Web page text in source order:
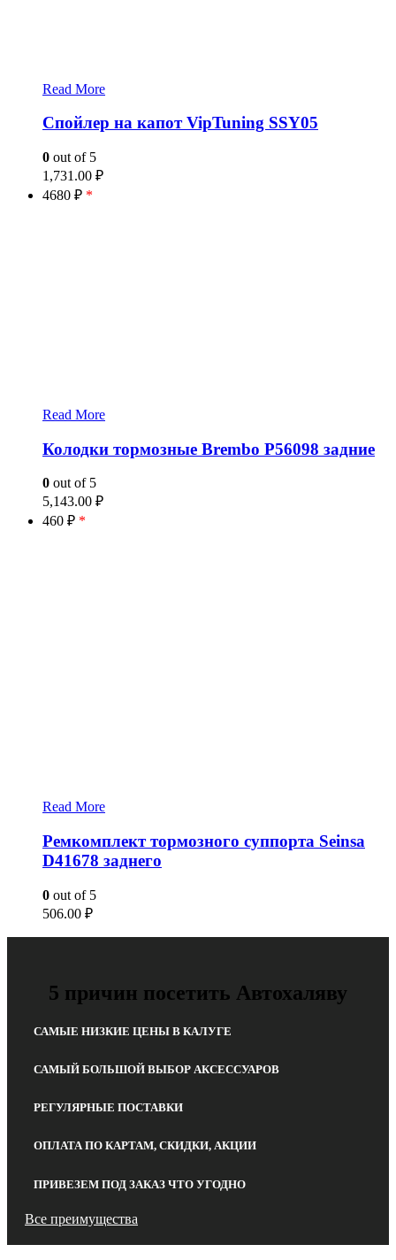
Read More
Спойлер на капот VipTuning SSY05
0 out of 5
1,731.00 ₽
4680 ₽ *
Read More
Колодки тормозные Brembo P56098 задние
0 out of 5
5,143.00 ₽
460 ₽ *
Read More
Ремкомплект тормозного суппорта Seinsa
D41678 заднего
0 out of 5
506.00 ₽
5 причин посетить Автохаляву
САМЫЕ НИЗКИЕ ЦЕНЫ В КАЛУГЕ
САМЫЙ БОЛЬШОЙ ВЫБОР АКСЕССУАРОВ
РЕГУЛЯРНЫЕ ПОСТАВКИ
ОПЛАТА ПО КАРТАМ, СКИДКИ, АКЦИИ
ПРИВЕЗЕМ ПОД ЗАКАЗ ЧТО УГОДНО
Все преимущества